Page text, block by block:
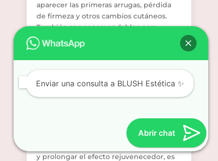
aparecer las primeras arrugas, pérdida
de firmeza y otros cambios cutáneos.
También son recomendables para
quienes deseen prevenir el
envejecimiento prematuro o mejorar
imperfecciones específicas. Además,
existen opciones adaptadas para
distintos tipos de piel y edades, por lo
¿En necesario realizar sesiones de
Para mantener los beneficios obtenidos
y prolongar el efecto rejuvenecedor, es
Enviar una consulta a BLUSH Estética ✨
Abrir chat